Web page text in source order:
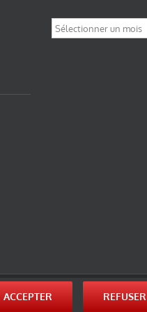
Archives
ACCEPTER REFUSER